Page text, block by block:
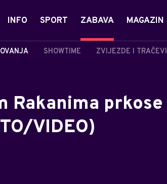
INFO SPORT ZABAVA
SHOWTIME ZVIJEZDE I TRAČEVI
MAGAZIN
Rakanima prkose
VIDEO)